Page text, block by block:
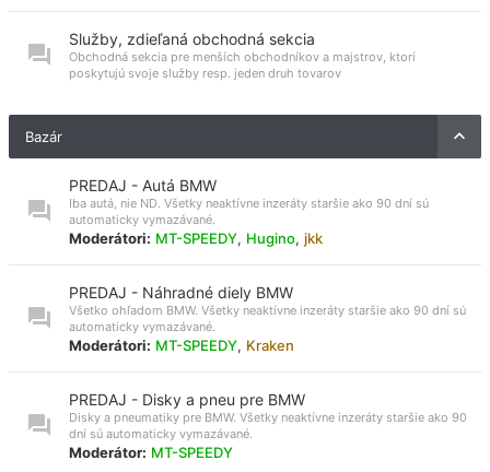
Služby, zdieľaná obchodná sekcia
Obchodná sekcia pre menších obchodníkov a majstrov, ktorí
poskytujú svoje služby resp. jeden druh tovarov
Bazár
PREDAJ - Autá BMW
Iba autá, nie ND. Všetky neaktívne inzeráty staršie ako 90 dní sú
automaticky vymazávané.
Moderátori: MT-SPEEDY, Hugino, jkk
PREDAJ - Náhradné diely BMW
Všetko ohľadom BMW. Všetky neaktívne inzeráty staršie ako 90 dní sú
automaticky vymazávané.
Moderátori: MT-SPEEDY, Kraken
PREDAJ - Disky a pneu pre BMW
Disky a pneumatiky pre BMW. Všetky neaktívne inzeráty staršie ako 90
dní sú automaticky vymazávané.
Moderátor: MT-SPEEDY